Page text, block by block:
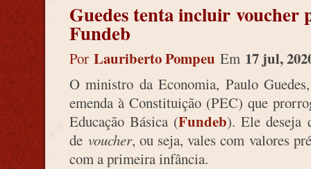
Guedes tenta incluir voucher
Fundeb
Por Lauriberto Pompeu Em 17 jul,
O ministro da Economia, Paulo
emenda à Constituição (PEC) que
Educação Básica (Fundeb). Ele deseja
devoucher, ou seja, vales com valores
com a primeira infância.